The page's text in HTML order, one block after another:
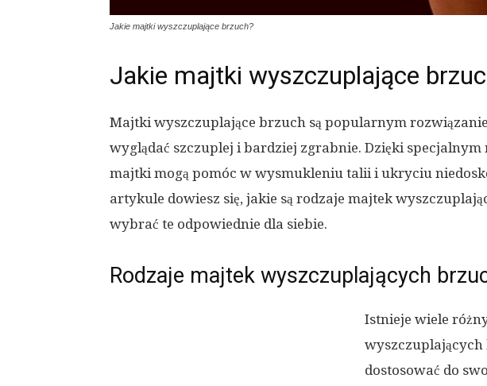
Jakie majtki wyszczuplające brzuch?
Jakie majtki wyszczuplające
Majtki wyszczuplające brzuch są popularnym
wyglądać szczuplej i bardziej zgrabnie. Dzięki
majtki mogą pomóc w wysmukleniu talii i ukryciu
artykule dowiesz się, jakie są rodzaje majtek
wybrać te odpowiednie dla siebie.
Rodzaje majtek wyszczuplających
Istnieje wiele
dostosować do